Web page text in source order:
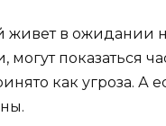
живет в ожидании
показаться
как угроза. А